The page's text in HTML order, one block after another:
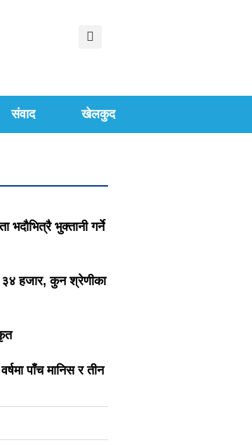
संवाद खेलकुद
भदौभित्रै भुक्तानी गर्ने
हजार, कुन श्रेणीका
वर्षमा पाँच मानिस र तीन